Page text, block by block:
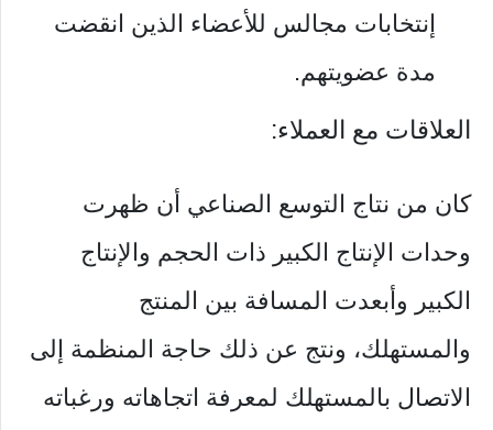
إنتخابات مجالس للأعضاء الذين انقضت
مدة عضويتهم.
العلاقات مع العملاء:
كان من نتاج التوسع الصناعي أن ظهرت
وحدات الإنتاج الكبير ذات الحجم والإنتاج
الكبير وأبعدت المسافة بين المنتج
والمستهلك، ونتج عن ذلك حاجة المنظمة إلى
الاتصال بالمستهلك لمعرفة اتجاهاته ورغباته